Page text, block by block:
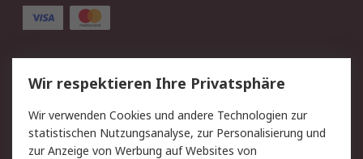
Service
Value Added Services
Lieferlösungen
Rücksendungen
Kontakt
Hilfe
Privatkunden
Wir respektieren Ihre Privatsphäre
Wir verwenden Cookies und andere Technologien zur
statistischen Nutzungsanalyse, zur Personalisierung und
zur Anzeige von Werbung auf Websites von